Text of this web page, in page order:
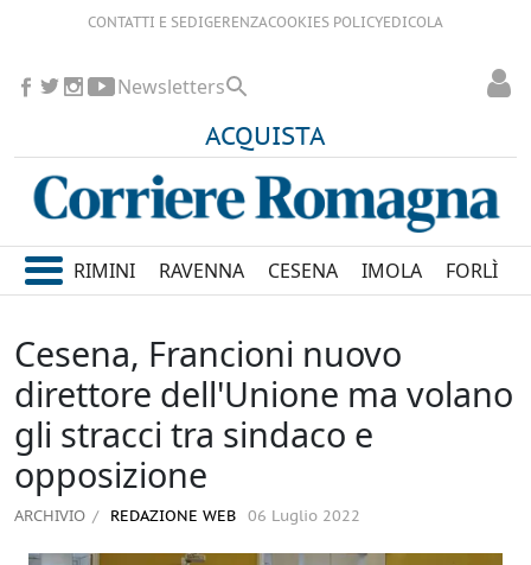
CONTATTI E SEDIGERENZACOOKIES POLICYEDICOLA
ACQUISTA
Newsletters
RIMINI RAVENNA CESENA IMOLA FORLÌ
Cesena, Francioni nuovo
direttore dell'Unione ma volano
gli stracci tra sindaco e
opposizione
ARCHIVIO REDAZIONE WEB 06 Luglio 2022